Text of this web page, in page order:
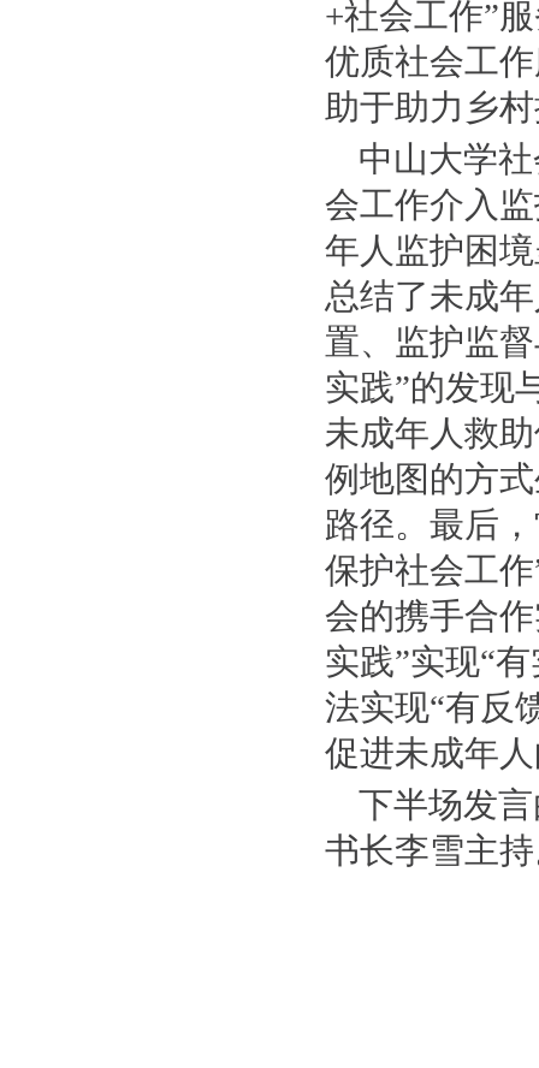
+社会工作”
优质社会工
助于助力乡
中山大学
会工作介入
年人监护困
总结了未成
置、监护监
实践”的发现
未成年人救
例地图的方
路径。最后
保护社会工
会的携手合
实践”实现“
法实现“有反
促进未成年
下半场发
书长李雪主